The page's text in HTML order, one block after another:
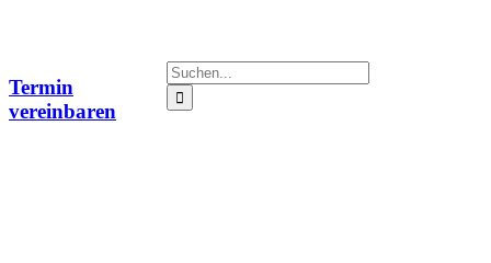
Termin
vereinbaren
Suche
nach: